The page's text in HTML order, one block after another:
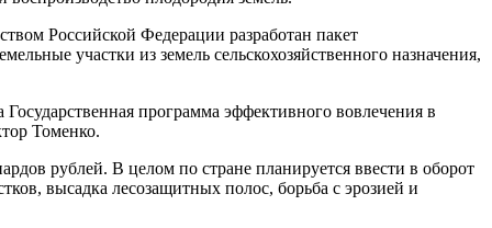
Российской Федерации разработан пакет
участки из земель сельскохозяйственного назначения,
программа эффективного вовлечения в
Томенко.
рублей. В целом по стране планируется ввести в оборот
высадка лесозащитных полос, борьба с эрозией и